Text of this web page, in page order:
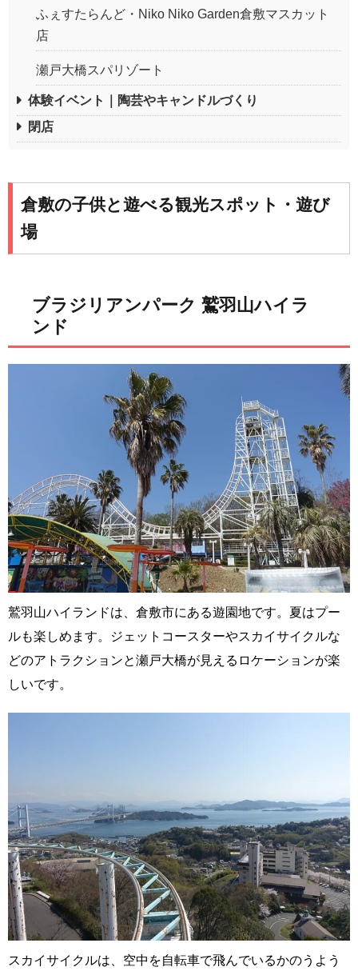
ふぇすたらんど・Niko Niko Garden倉敷マスカット
店
瀬戸大橋スパリゾート
体験イベント｜陶芸やキャンドルづくり
閉店
倉敷の子供と遊べる観光スポット・遊び
場
ブラジリアンパーク 鷲羽山ハイラ
ンド
鷲羽山ハイランドは、倉敷市にある遊園地です。夏はプー
ルも楽しめます。ジェットコースターやスカイサイクルな
どのアトラクションと瀬戸大橋が見えるロケーションが楽
しいです。
スカイサイクルは、空中を自転車で飛んでいるかのうよう